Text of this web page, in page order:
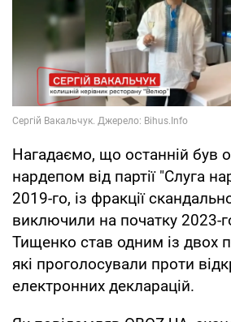
Нагадаємо, що останній був
нардепом від партії "Слуга
2019-го, із фракції
виключили на початку 2023-
Тищенко став одним із двох
які проголосували проти
електронних декларацій.